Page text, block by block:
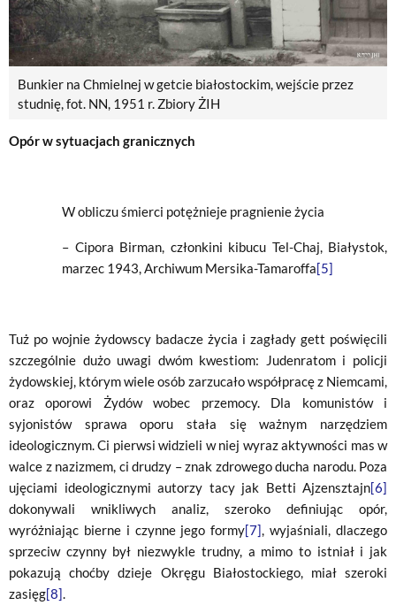
Bunkier na Chmielnej w getcie białostockim, wejście przez
studnię, fot. NN, 1951 r. Zbiory ŻIH
Opór w sytuacjach granicznych
W obliczu śmierci potężnieje pragnienie życia
– Cipora Birman, członkini kibucu Tel-Chaj, Białystok,
marzec 1943, Archiwum Mersika-Tamaroffa[5]
Tuż po wojnie żydowscy badacze życia i zagłady gett poświęcili
szczególnie dużo uwagi dwóm kwestiom: Judenratom i policji
żydowskiej, którym wiele osób zarzucało współpracę z Niemcami,
oraz oporowi Żydów wobec przemocy. Dla komunistów i
syjonistów sprawa oporu stała się ważnym narzędziem
ideologicznym. Ci pierwsi widzieli w niej wyraz aktywności mas w
walce z nazizmem, ci drudzy – znak zdrowego ducha narodu. Poza
ujęciami ideologicznymi autorzy tacy jak Betti Ajzensztajn[6]
dokonywali wnikliwych analiz, szeroko definiując opór,
wyróżniając bierne i czynne jego formy[7] , wyjaśniali, dlaczego
sprzeciw czynny był niezwykle trudny, a mimo to istniał i jak
pokazują choćby dzieje Okręgu Białostockiego, miał szeroki
zasięg[8]